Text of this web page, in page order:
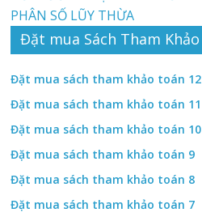
PHÂN SỐ LŨY THỪA
Đặt mua Sách Tham Khảo
Đặt mua sách tham khảo toán 12
Đặt mua sách tham khảo toán 11
Đặt mua sách tham khảo toán 10
Đặt mua sách tham khảo toán 9
Đặt mua sách tham khảo toán 8
Đặt mua sách tham khảo toán 7